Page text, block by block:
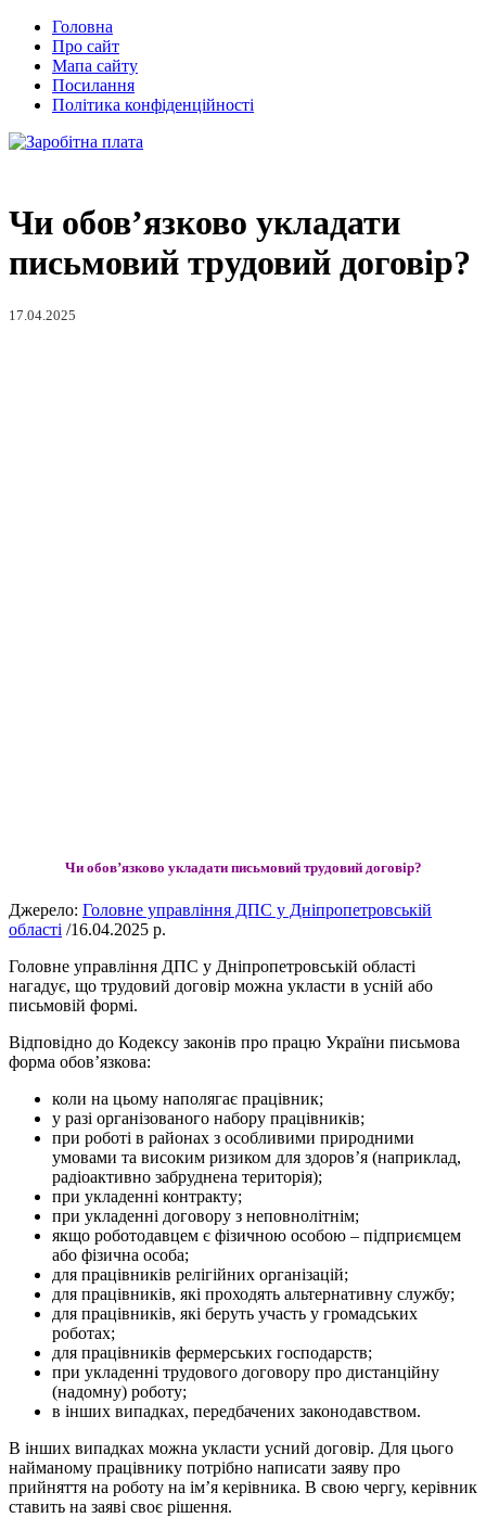
Головна
Про сайт
Мапа сайту
Посилання
Політика конфіденційності
Чи обов’язково укладати
письмовий трудовий договір?
17.04.2025
Чи обов’язково укладати письмовий трудовий договір?
Джерело: Головне управління ДПС у Дніпропетровській
області /16.04.2025 р.
Головне управління ДПС у Дніпропетровській області
нагадує, що трудовий договір можна укласти в усній або
письмовій формі.
Відповідно до Кодексу законів про працю України письмова
форма обов’язкова:
коли на цьому наполягає працівник;
у разі організованого набору працівників;
при роботі в районах з особливими природними
умовами та високим ризиком для здоров’я (наприклад,
радіоактивно забруднена територія);
при укладенні контракту;
при укладенні договору з неповнолітнім;
якщо роботодавцем є фізичною особою – підприємцем
або фізична особа;
для працівників релігійних організацій;
для працівників, які проходять альтернативну службу;
для працівників, які беруть участь у громадських
роботах;
для працівників фермерських господарств;
при укладенні трудового договору про дистанційну
(надомну) роботу;
в інших випадках, передбачених законодавством.
В інших випадках можна укласти усний договір. Для цього
найманому працівнику потрібно написати заяву про
прийняття на роботу на ім’я керівника. В свою чергу, керівник
ставить на заяві своє рішення.